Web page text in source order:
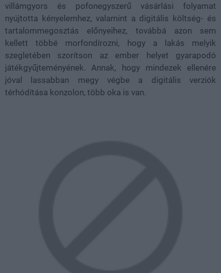
villámgyors és pofonegyszerű vásárlási folyamat
nyújtotta kényelemhez, valamint a digitális költség- és
tartalommegosztás előnyeihez, továbbá azon sem
kellett többé morfondírozni, hogy a lakás melyik
szegletében szorítson az ember helyet gyarapodó
játékgyűjteményének. Annak, hogy mindezek ellenére
jóval lassabban megy végbe a digitális verziók
térhódítása konzolon, több oka is van.